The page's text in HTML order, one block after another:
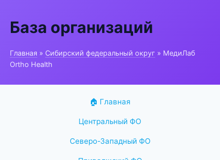
База организаций
Главная » Сибирский федеральный округ » МедиЛаб
Ortho Health
🏠 Главная
Центральный ФО
Северо-Западный ФО